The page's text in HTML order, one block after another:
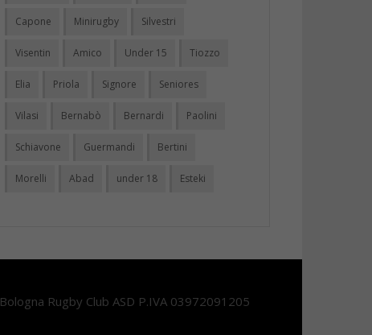
Capone Minirugby Silvestri
Visentin Amico Under 15 Tiozzo
Elia Priola Signore Seniores
Vilasi Bernabò Bernardi Paolini
Schiavone Guermandi Bertini
Morelli Abad under 18 Esteki
Bologna Rugby Club ASD P.IVA 03972091205